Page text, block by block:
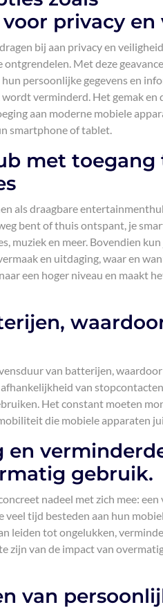
privacy en
bij aan privacy en
Met deze
persoonlijke gegevens en
verminderd. Het gemak en
aan moderne mobiele
smartphone of tablet.
met toegang
als draagbare
bent of thuis ontspant, je
muziek en meer. Bovendien
en uitdaging, waar en
een hoger niveau en maakt
van batterijen,
van
Het constant moeten
die mobiele apparaten
en
gebruik.
nadeel met zich mee:
tijd besteden aan hun
leiden tot ongelukken,
zijn van de impact van
van